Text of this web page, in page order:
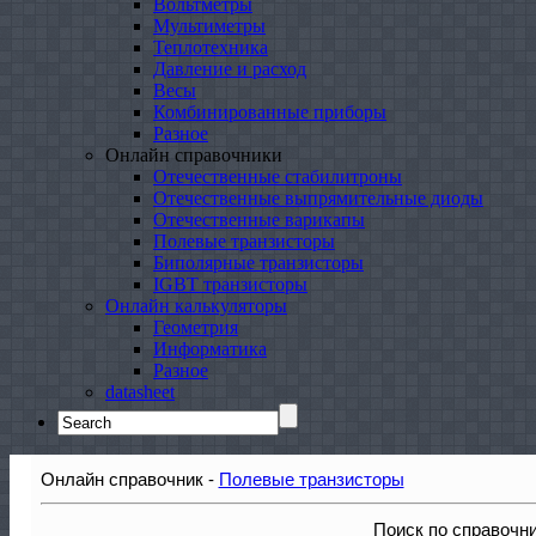
Вольтметры
Мультиметры
Теплотехника
Давление и расход
Весы
Комбинированные приборы
Разное
Онлайн справочники
Отечественные стабилитроны
Отечественные выпрямительные диоды
Отечественные варикапы
Полевые транзисторы
Биполярные транзисторы
IGBT транзисторы
Онлайн калькуляторы
Геометрия
Информатика
Разное
datasheet
Search
for:
Онлайн справочник - Полевые транзисторы
Поиск по